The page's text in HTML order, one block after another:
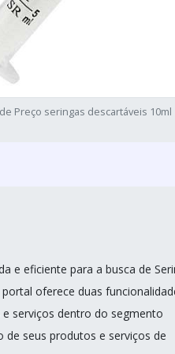
Preço seringas descartáveis 10ml
e eficiente para a busca de
oferece duas
serviços dentro do segmento
de seus produtos e serviços de